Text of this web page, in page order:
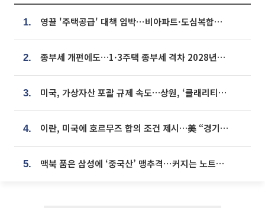
1. 영끌 '주택공급' 대책 임박⋯비아파트·도심복합까지 총동원
2. 종부세 개편에도…1·3주택 종부세 격차 2028년부터 확대
3. 미국, 가상자산 포괄 규제 속도…상원, ‘클래리티법’ 9월 절차투표 추진
4. 이란, 미국에 호르무즈 합의 조건 제시…美 “경기 아직 안 끝나” [종합]
5. 맥북 품은 삼성에 ‘중국산’ 맹추격⋯커지는 노트북 OLED 시장